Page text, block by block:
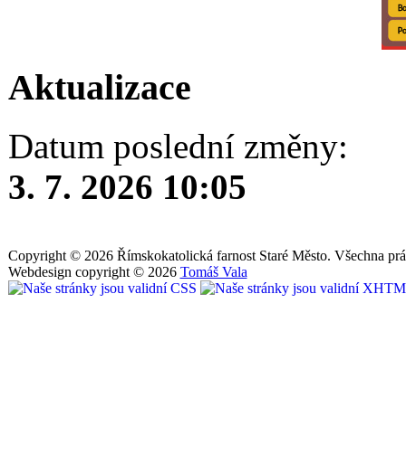
Aktualizace
Datum poslední změny:
3. 7. 2026 10:05
Copyright © 2026 Římskokatolická farnost Staré Město. Všechna
Webdesign copyright © 2026 Tomáš Vala